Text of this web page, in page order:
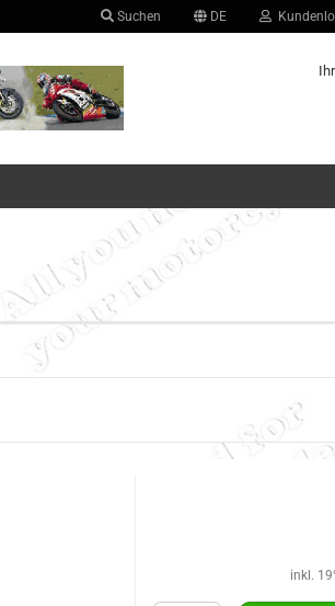
Suchen DE
Konto erstellen
Passwort vergessen?
inkl.